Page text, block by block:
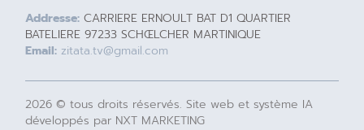
Addresse: CARRIERE ERNOULT BAT D1 QUARTIER
BATELIERE 97233 SCHŒLCHER MARTINIQUE
Email: zitata.tv@gmail.com
2026 © tous droits réservés. Site web et système IA
développés par NXT MARKETING